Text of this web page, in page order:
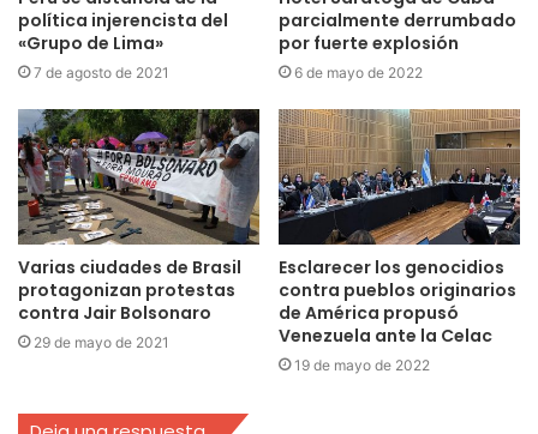
política injerencista del
«Grupo de Lima»
7 de agosto de 2021
parcialmente derrumbado
por fuerte explosión
6 de mayo de 2022
Varias ciudades de Brasil
protagonizan protestas
contra Jair Bolsonaro
29 de mayo de 2021
Esclarecer los genocidios
contra pueblos originarios
de América propusó
Venezuela ante la Celac
19 de mayo de 2022